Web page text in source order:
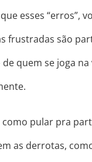
esses “erros”,
frustradas são
quem se joga na
como pular pra
as derrotas,